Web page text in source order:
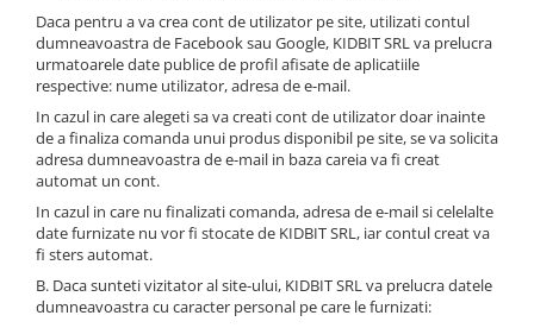
Daca pentru a va crea cont de utilizator pe site, utilizati contul
dumneavoastra de Facebook sau Google, KIDBIT SRL va prelucra
urmatoarele date publice de profil afisate de aplicatiile
respective: nume utilizator, adresa de e-mail.
In cazul in care alegeti sa va creati cont de utilizator doar inainte
de a finaliza comanda unui produs disponibil pe site, se va solicita
adresa dumneavoastra de e-mail in baza careia va fi creat
automat un cont.
In cazul in care nu finalizati comanda, adresa de e-mail si celelalte
date furnizate nu vor fi stocate de KIDBIT SRL, iar contul creat va
fi sters automat.
B. Daca sunteti vizitator al site-ului, KIDBIT SRL va prelucra datele
dumneavoastra cu caracter personal pe care le furnizati: